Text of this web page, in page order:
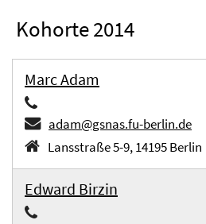
Kohorte 2014
Marc Adam
adam@gsnas.fu-berlin.de
Lansstraße 5-9, 14195 Berlin
Edward Birzin